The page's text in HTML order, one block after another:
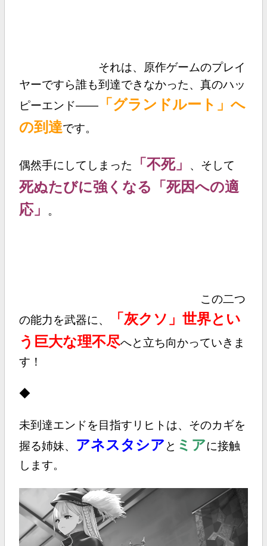
それは、原作ゲームのプレイ
ヤーですら誰も到達できなかった、真のハッ
ピーエンド――「グランドルート」へ
の到達です。
偶然手にしてしまった 「不死」 、そして
死ぬたびに強くなる「死因への適
応」
。
この二つ
の能力を武器に、
「灰クソ」世界とい
う巨大な理不尽へと立ち向かっていきま
す！
◆
未到達エンドを目指すリヒトは、そのカギを
握る姉妹、
アネスタシアと ミアに接触
します。